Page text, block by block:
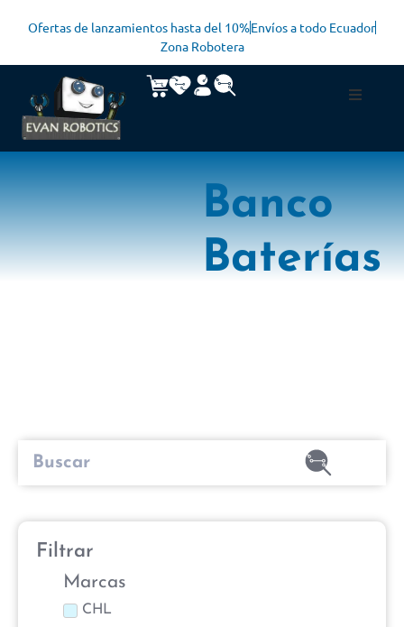
Ofertas de lanzamientos hasta del 10%Envíos a todo Ecuador
Zona Robotera
Banco
Baterías
Filtrar
Marcas
CHL